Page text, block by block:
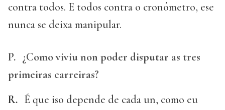
contra todos. E todos contra o cronómetro, ese
nunca se deixa manipular.
P. ¿Como viviu non poder disputar as tres
primeiras carreiras?
R. É que iso depende de cada un, como eu